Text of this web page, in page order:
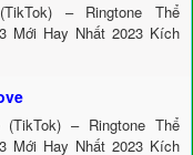
– Ringtone Thể
Mới Hay Nhất 2023 Kích
(TikTok) – Ringtone Thể
Mới Hay Nhất 2023 Kích